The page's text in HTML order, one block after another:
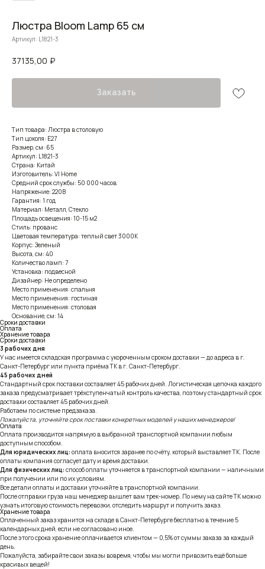
Люстра Bloom Lamp 65 см
Артикул: L1821-3
37135,00 ₽
Заказать
Тип товара: Люстра в столовую
Тип цоколя: E27
Размер, см: 65
Артикул: L1821-3
Страна: Китай
Изготовитель: VI Home
Средний срок службы: 50 000 часов
Напряжение: 220В
Гарантия: 1 год
Материал: Металл, Стекло
Площадь освещения: 10-15 м2
Стиль: прованс
Цветовая температура: теплый свет 3000К
Корпус: Зеленый
Высота, см: 40
Количество ламп: 7
Установка: подвесной
Дизайнер: Не определено
Место применения: спальня
Место применения: гостиная
Место применения: столовая
Основание, см: 14
Сроки доставки
Оплата
Хранение товара
Сроки доставки
3 рабочих дня
У нас имеется складская программа с укороченным сроком доставки — до адреса в г.
Санкт-Петербург или пункта приёма ТК в г. Санкт-Петербург.
45 рабочих дней
Стандартный срок поставки составляет 45 рабочих дней. Логистическая цепочка каждого
заказа предусматривает трёхступенчатый контроль качества, поэтому стандартный срок
доставки составляет 45 рабочих дней.
Работаем по системе предзаказа.
Пожалуйста, уточняйте срок поставки конкретных моделей у наших менеджеров!
Оплата
Оплата производится напрямую в выбранной транспортной компании любым
доступным способом.
Для юридических лиц: оплата вносится заранее по счёту, который выставляет ТК. После
оплаты компания согласует дату и время доставки.
Для физических лиц: способ оплаты уточняется в транспортной компании — наличными
при получении или по их условиям.
Все детали оплаты и доставки уточняйте в транспортной компании.
После отправки груза наш менеджер вышлет вам трек-номер. По нему на сайте ТК можно
узнать итоговую стоимость перевозки, отследить маршрут и получить заказ.
Хранение товара
Оплаченный заказ хранится на складе в Санкт-Петербурге бесплатно в течение 5
календарных дней, если не согласовано иное.
После этого срока хранение оплачивается клиентом — 0,5% от суммы заказа за каждый
день.
Пожалуйста, забирайте свои заказы вовремя, чтобы мы могли привозить ещё больше
красивых вещей!